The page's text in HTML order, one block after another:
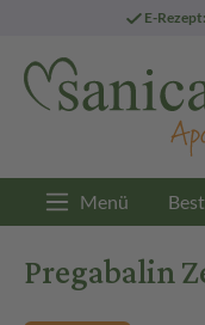
E-Rezept:
Menü
Pregabalin